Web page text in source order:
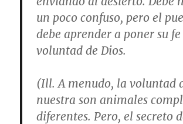
un poco confuso, pero el
debe aprender a poner su
voluntad de Dios.
(Ill. A menudo, la voluntad
nuestra son animales
diferentes. Pero, el secreto